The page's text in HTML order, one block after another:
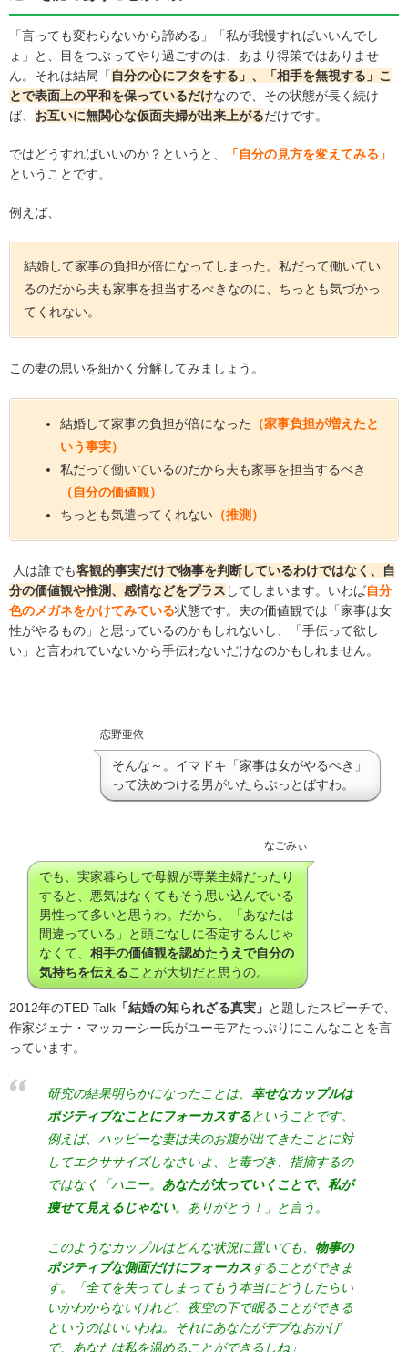
「言っても変わらないから諦める」「私が我慢すればいいんでし
ょ」と、目をつぶってやり過ごすのは、あまり得策ではありませ
ん。それは結局「 自分の心にフタをする」、「相手を無視する」こ
とで表面上の平和を保っているだけなので、その状態が長く続け
ば、 お互いに無関心な仮面夫婦が出来上がるだけです。
ではどうすればいいのか？というと、
「自分の見方を変えてみる」
ということです。
例えば、
結婚して家事の負担が倍になってしまった。私だって働いてい
るのだから夫も家事を担当するべきなのに、ちっとも気づかっ
てくれない。
この妻の思いを細かく分解してみましょう。
結婚して家事の負担が倍になった
（家事負担が増えたと
いう事実）
私だって働いているのだから夫も家事を担当するべき
（自分の価値観）
ちっとも気遣ってくれない （推測）
人は誰でも客観的事実だけで物事を判断しているわけではなく、自
分の価値観や推測、感情などをプラス してしまいます。いわば自分
色のメガネをかけてみている状態です。夫の価値観では「家事は女
性がやるもの」と思っているのかもしれないし、「手伝って欲し
い」と言われていないから手伝わないだけなのかもしれません。
恋野亜依
そんな～。イマドキ「家事は女がやるべき」
って決めつける男がいたらぶっとばすわ。
なごみぃ
でも、実家暮らしで母親が専業主婦だったり
すると、悪気はなくてもそう思い込んでいる
男性って多いと思うわ。だから、「あなたは
間違っている」と頭ごなしに否定するんじゃ
なくて、 相手の価値観を認めたうえで自分の
気持ちを伝えることが大切だと思うの。
2012年のTED Talk 「結婚の知られざる真実」 と題したスピーチで、
作家ジェナ・マッカーシー氏がユーモアたっぷりにこんなことを言
っています。
研究の結果明らかになったことは、 幸せなカップルは
ポジティブなことにフォーカスするということです。
例えば、ハッピーな妻は夫のお腹が出てきたことに対
してエクササイズしなさいよ、と毒づき、指摘するの
ではなく「ハニー。 あなたが太っていくことで、私が
痩せて見えるじゃない。ありがとう！」と言う。
このようなカップルはどんな状況に置いても、 物事の
ポジティブな側面だけにフォーカスすることができま
す。「全てを失ってしまってもう本当にどうしたらい
いかわからないけれど、夜空の下で眠ることができる
というのはいいわね。それにあなたがデブなおかげ
で、あなたは私を温めることができるしね」